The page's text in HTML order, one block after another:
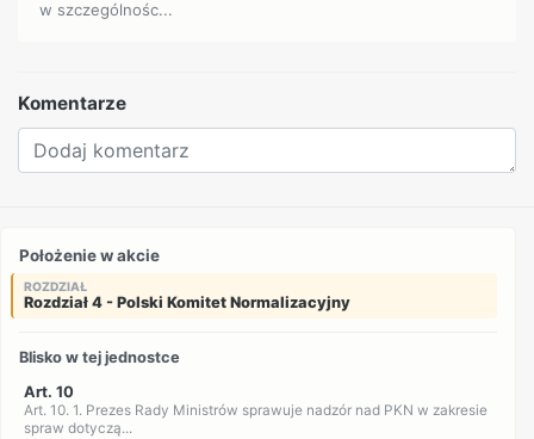
w szczególnośc...
Komentarze
Położenie w akcie
ROZDZIAŁ
Rozdział 4 - Polski Komitet Normalizacyjny
Blisko w tej jednostce
Art. 10
Art. 10. 1. Prezes Rady Ministrów sprawuje nadzór nad PKN w zakresie
spraw dotyczą...